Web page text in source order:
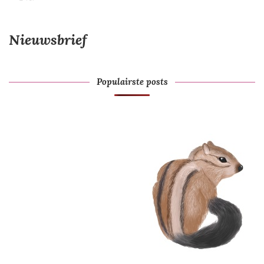
Nieuwsbrief
Populairste posts